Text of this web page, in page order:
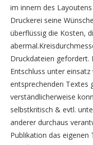
im innern des
Druckerei seine
überflüssig die Kosten,
Druckdateien gefordert.
Entschluss unter
entsprechenden Textes
verständlicherweise
selbstkritisch & evtl.
anderer durchaus
Publikation das eigenen